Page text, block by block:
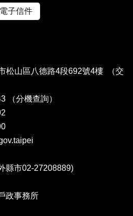
電子信件
山區八德路4段692號4樓
（交
（分機查詢）
縣市02-27208889)
政事務所